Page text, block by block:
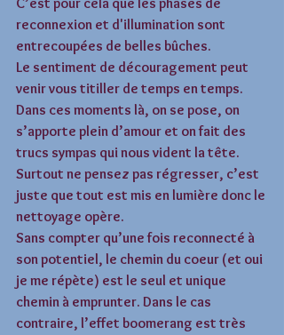
reconnexion et d'illumination sont
entrecoupées de belles bûches.
Le sentiment de découragement peut
venir vous titiller de temps en temps.
Dans ces moments là, on se pose, on
s’apporte plein d’amour et on fait des
trucs sympas qui nous vident la tête.
Surtout ne pensez pas régresser, c’est
juste que tout est mis en lumière donc le
nettoyage opère.
Sans compter qu’une fois reconnecté à
son potentiel, le chemin du coeur (et oui
je me répète) est le seul et unique
chemin à emprunter. Dans le cas
contraire, l’effet boomerang est très